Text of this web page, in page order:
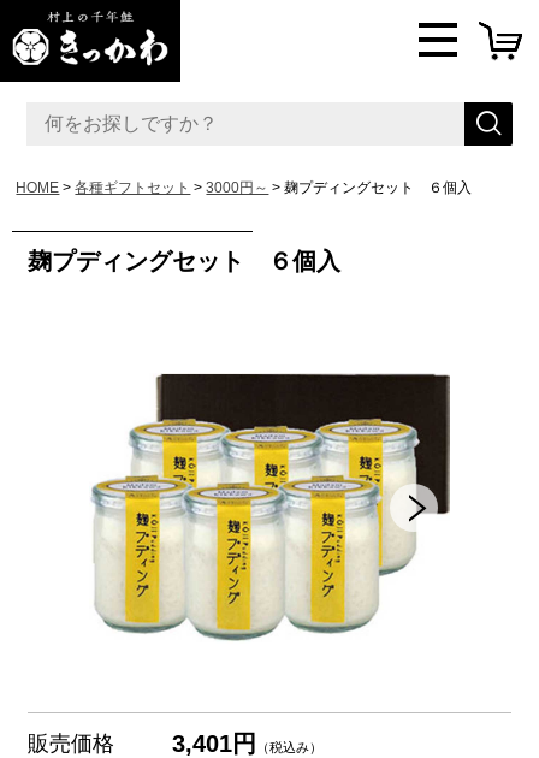
HOME 各種ギフトセット 3000円～ 麹プディングセット ６個入
麹プディングセット ６個入
販売価格 3,401円 （税込み）